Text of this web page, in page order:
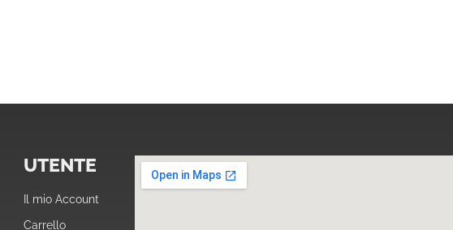
UTENTE
Il mio Account
Carrello